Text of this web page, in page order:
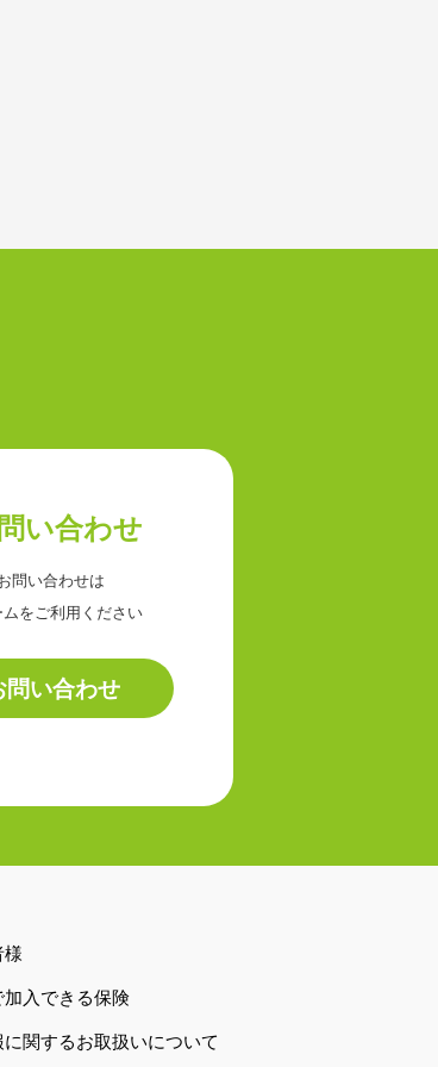
い合わせ
問い合わせは
をご利用ください
問い合わせ
様
加入できる保険
関するお取扱いについて